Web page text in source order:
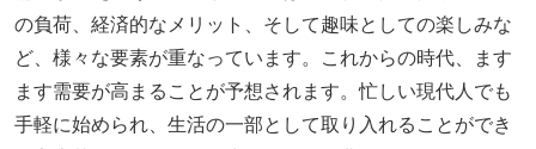
の負荷、経済的なメリット、そして趣味としての楽しみな
ど、様々な要素が重なっています。これからの時代、ます
ます需要が高まることが予想されます。忙しい現代人でも
手軽に始められ、生活の一部として取り入れることができ